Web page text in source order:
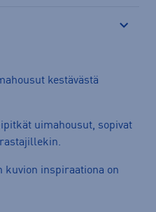
kestävästä
uimahousut, sopivat
kuvion inspiraationa on